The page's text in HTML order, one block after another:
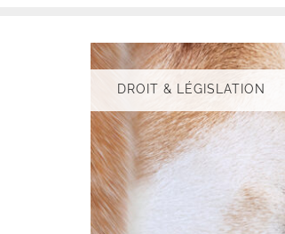
DROIT & LÉGISLATION